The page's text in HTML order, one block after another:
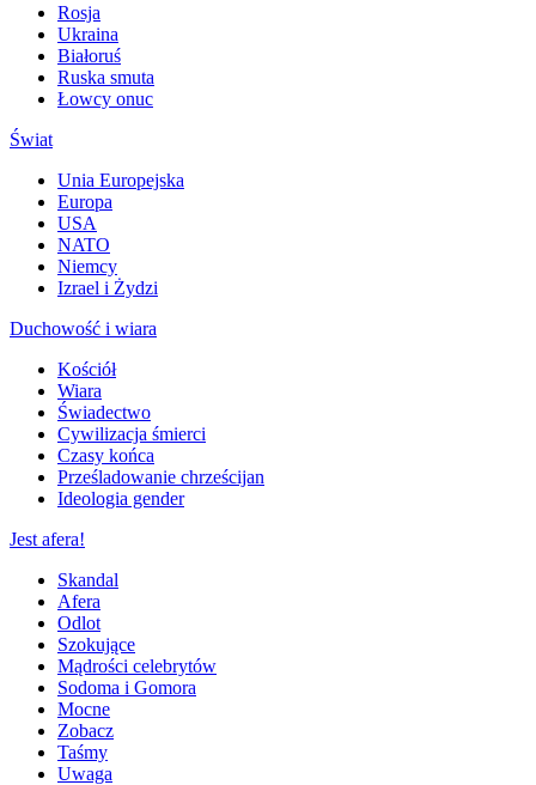
Rosja
Ukraina
Białoruś
Ruska smuta
Łowcy onuc
Świat
Unia Europejska
Europa
USA
NATO
Niemcy
Izrael i Żydzi
Duchowość i wiara
Kościół
Wiara
Świadectwo
Cywilizacja śmierci
Czasy końca
Prześladowanie chrześcijan
Ideologia gender
Jest afera!
Skandal
Afera
Odlot
Szokujące
Mądrości celebrytów
Sodoma i Gomora
Mocne
Zobacz
Taśmy
Uwaga